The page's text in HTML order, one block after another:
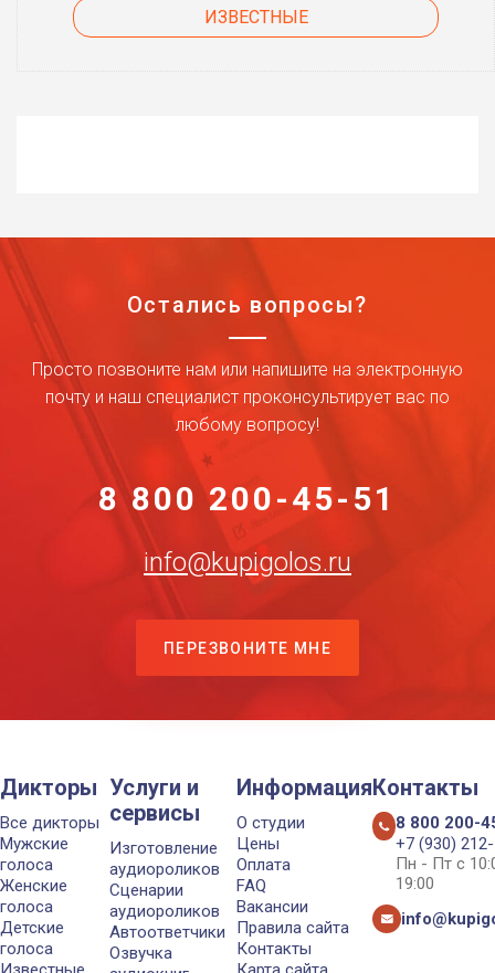
ИЗВЕСТНЫЕ
Остались вопросы?
Просто позвоните нам или напишите на электронную
почту и наш специалист проконсультирует вас по
любому вопросу!
8 800 200-45-51
info@kupigolos.ru
ПЕРЕЗВОНИТЕ МНЕ
Дикторы
Все дикторы
Мужские
голоса
Женские
голоса
Детские
голоса
Услуги и
сервисы
Изготовление
аудиороликов
Сценарии
аудиороликов
Автоответчики
Озвучка
Информация
О студии
Цены
Оплата
FAQ
Вакансии
Правила сайта
Контакты
Контакты
8 800 200-
+7 (930)
Пн - Пт с
19:00